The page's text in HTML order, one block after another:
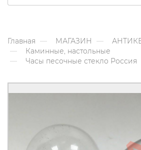
Главная МАГАЗИН
Каминные, настольные
Часы песочные стекло Россия